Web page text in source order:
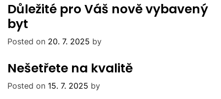
Důležité pro Váš nově vybavený
byt
Posted on 20. 7. 2025 by
Nešetřete na kvalitě
Posted on 15. 7. 2025 by